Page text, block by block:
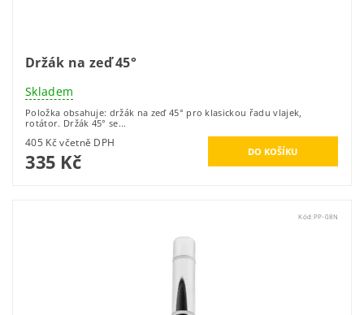
Držák na zeď 45°
Skladem
Položka obsahuje: držák na zeď 45° pro klasickou řadu vlajek,
rotátor. Držák 45° se...
405 Kč včetně DPH
335 Kč
Kód: PP-08N